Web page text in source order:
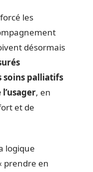
les
désormais
soins palliatifs
, en
et de
logique
prendre en